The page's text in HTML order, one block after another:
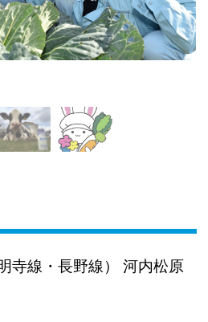
寺線・長野線） 河内松原